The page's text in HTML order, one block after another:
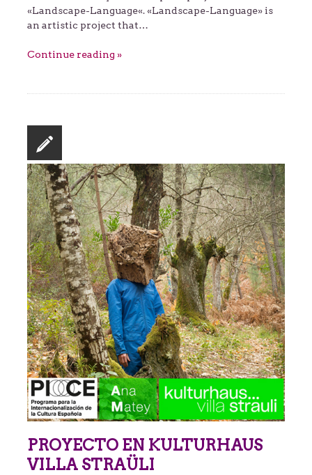
«Landscape-Language«. «Landscape-Language» is
an artistic project that…
Continue reading »
PROYECTO EN KULTURHAUS
VILLA STRAÜLI